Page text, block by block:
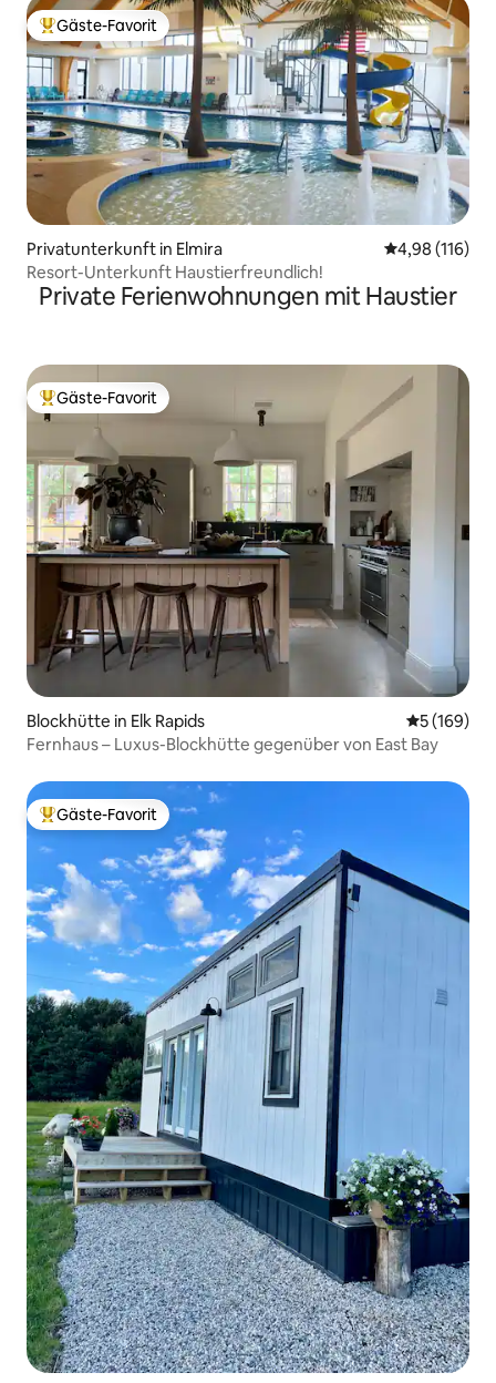
Beliebter Gäste-Favorit.
Gäste-Favorit
Privatunterkunft in Elmira
4,98 (116)
Resort-Unterkunft Haustierfreundlich!
Private Ferienwohnungen mit Haustier
Beliebter Gäste-Favorit.
Gäste-Favorit
Blockhütte in Elk Rapids
5 (169)
Fernhaus – Luxus-Blockhütte gegenüber von East Bay
Beliebter Gäste-Favorit.
Gäste-Favorit